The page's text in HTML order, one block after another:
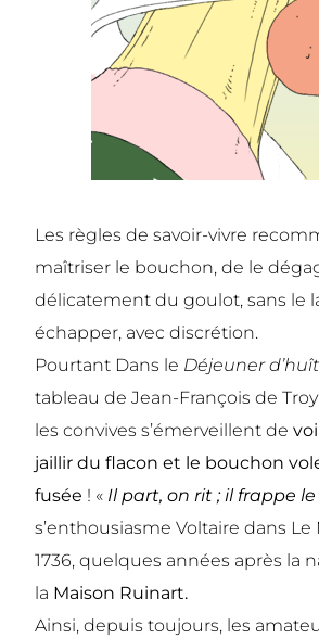
Les règles de savoir-vivre
maîtriser le bouchon, de le
délicatement du goulot, sans le
échapper, avec discrétion.
Pourtant Dans le Déjeuner
tableau de Jean-François de
les convives s’émerveillent de
jaillir du flacon et le bouchon
fusée ! « Il part, on rit ; il frappe
s’enthousiasme Voltaire dans
1736, quelques années après la
la Maison Ruinart.
Ainsi, depuis toujours, les